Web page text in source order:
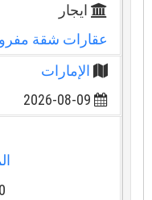
ايجار
عقارات شقة
الإمارات
2026-08-09
0